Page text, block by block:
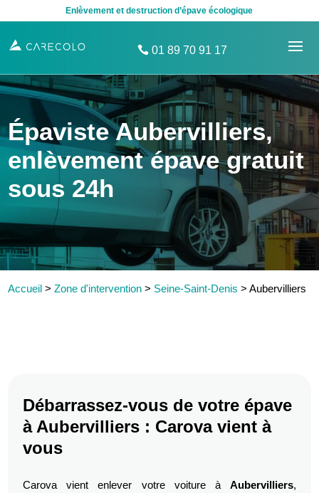
Enlèvement et destruction d’épave écologique
01 89 70 91 17
Épaviste Aubervilliers,
enlèvement épave gratuit
sous 24h
Accueil >Zone d'intervention > Seine-Saint-Denis >Aubervilliers
Débarrassez-vous de votre épave
à Aubervilliers : Carova vient à
vous
Carova vient enlever votre voiture à Aubervilliers,